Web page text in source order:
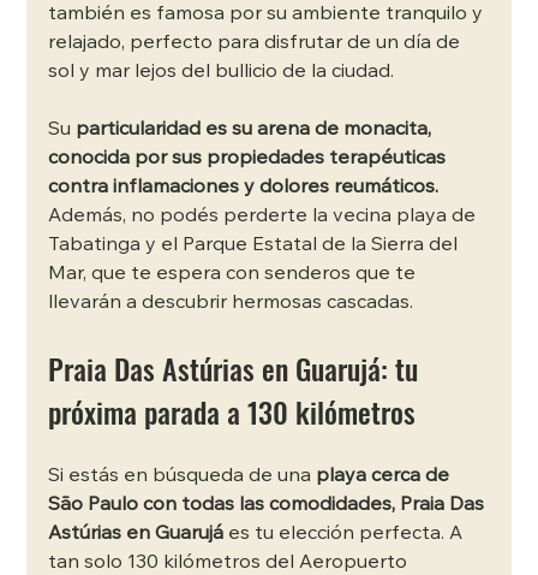
también es famosa por su ambiente tranquilo y
relajado, perfecto para disfrutar de un día de
sol y mar lejos del bullicio de la ciudad.
Su particularidad es su arena de monacita,
conocida por sus propiedades terapéuticas
contra inflamaciones y dolores reumáticos.
Además, no podés perderte la vecina playa de
Tabatinga y el Parque Estatal de la Sierra del
Mar, que te espera con senderos que te
llevarán a descubrir hermosas cascadas.
Praia Das Astúrias en Guarujá: tu
próxima parada a 130 kilómetros
Si estás en búsqueda de una playa cerca de
São Paulo con todas las comodidades, Praia Das
Astúrias en Guarujá es tu elección perfecta. A
tan solo 130 kilómetros del Aeropuerto